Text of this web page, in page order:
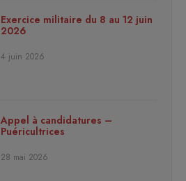
Exercice militaire du 8 au 12 juin
2026
4 juin 2026
Appel à candidatures –
Puéricultrices
28 mai 2026